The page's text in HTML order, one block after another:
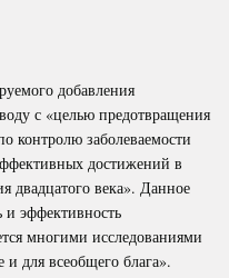
добавления
с «целью предотвращения
контролю заболеваемости
достижений в
двадцатого века». Данное
и эффективность
многими исследованиями
и для всеобщего блага».